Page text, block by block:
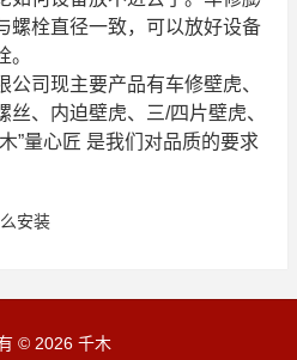
螺栓直径一致，可以放好设备
司现主要产品有车修壁虎、
、内迫壁虎、三/四片壁虎、
”量心匠 是我们对品质的要求
安装
© 2026 千木